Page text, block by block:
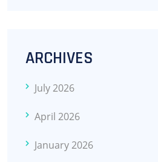
ARCHIVES
July 2026
April 2026
January 2026